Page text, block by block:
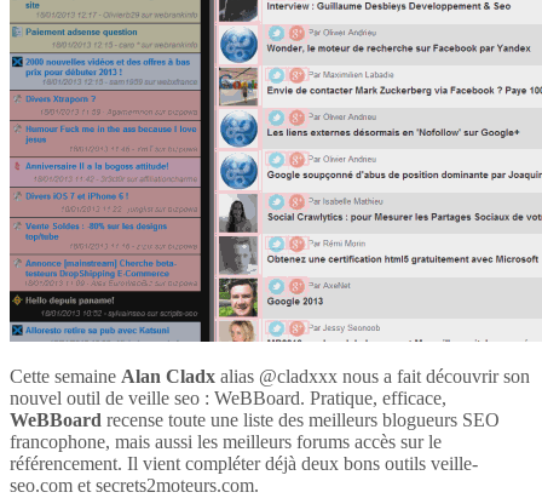
Cette semaine Alan Cladx alias @cladxxx nous a fait découvrir son
nouvel outil de veille seo : WeBBoard. Pratique, efficace,
WeBBoard recense toute une liste des meilleurs blogueurs SEO
francophone, mais aussi les meilleurs forums accès sur le
référencement. Il vient compléter déjà deux bons outils veille-
seo.com et secrets2moteurs.com.